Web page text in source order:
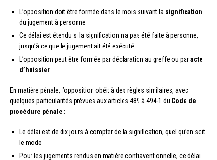
L’opposition doit être formée dans le mois suivant la signification
du jugement à personne
Ce délai est étendu si la signification n’a pas été faite à personne,
jusqu’à ce que le jugement ait été exécuté
L’opposition peut être formée par déclaration au greffe ou paracte
d’huissier
En matière pénale, l’opposition obéit à des règles similaires, avec
quelques particularités prévues aux articles 489 à 494-1 du Code de
procédure pénale :
Le délai est de dix jours à compter de la signification, quel qu’en soit
le mode
Pour les jugements rendus en matière contraventionnelle, ce délai